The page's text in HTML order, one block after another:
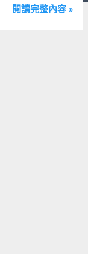
閱讀完整內容 »